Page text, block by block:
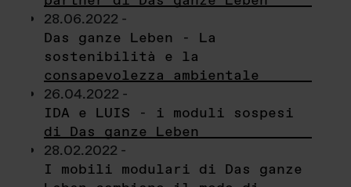
28.06.2022 -
Das ganze Leben - La
sostenibilità e la
consapevolezza ambientale
26.04.2022 -
IDA e LUIS - i moduli sospesi
di Das ganze Leben
28.02.2022 -
I mobili modulari di Das ganze